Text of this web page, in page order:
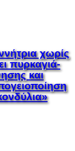
χωρίς
πυρκαγιά-
και